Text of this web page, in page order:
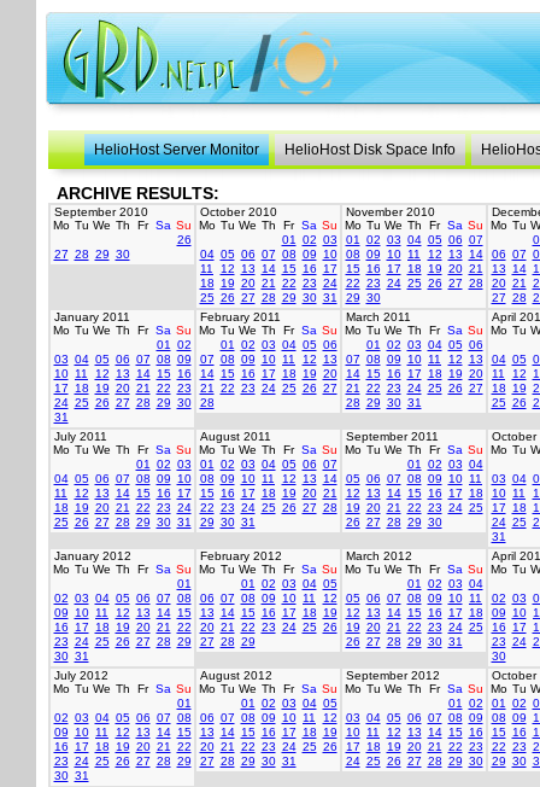
HelioHost Server Monitor HelioHost Disk Space Info
ARCHIVE RESULTS:
September 2010
Mo Tu We Th Fr Sa Su
26
27 28 29 30
October 2010
Mo Tu We Th Fr Sa Su
01
02 03
04 05 06 07 08 09
10
11
12 13 14 15 16
17
18
19 20 21 22 23 24
25 26 27 28 29 30 31
November 2010
Mo Tu We Th Fr Sa Su
01
02 03 04 05 06 07
08 09 10 11 12 13
14
15 16 17 18 19 20 21
22 23 24 25 26 27 28
29 30
Mo Tu
06 07
13
14
20 21
27 28
January 2011
Mo Tu We Th Fr Sa Su
01
02
03 04 05 06 07 08 09
10 11 12 13 14 15 16
17
18 19 20 21 22 23
24 25 26 27 28 29 30
31
February 2011
Mo Tu We Th Fr Sa Su
01
02 03 04 05 06
07 08 09 10 11 12
13
14 15 16 17 18 19 20
21
22 23 24 25 26 27
28
March 2011
Mo Tu We Th Fr Sa Su
01
02 03 04 05 06
07 08 09 10 11 12
13
14 15 16 17 18 19 20
21
22 23 24 25 26 27
28 29 30 31
April
Mo Tu
04 05
11
12
18
19
25 26
July 2011
Mo Tu We Th Fr Sa Su
01
02 03
04 05 06 07 08 09
10
11
12 13 14 15 16
17
18
19 20 21 22 23 24
25 26 27 28 29 30 31
August 2011
Mo Tu We Th Fr Sa Su
01
02 03 04 05 06 07
08 09 10 11 12 13
14
15 16 17 18 19 20 21
22 23 24 25 26 27 28
29 30 31
September 2011
Mo Tu We Th Fr Sa Su
01
02 03 04
05 06 07 08 09 10 11
12
13 14 15 16 17
18
19 20 21 22 23 24 25
26 27 28 29 30
October
Mo Tu
03 04
10 11
17
18
24 25
31
January 2012
Mo Tu We Th Fr Sa Su
01
02 03 04 05 06 07 08
09
10 11 12 13 14 15
16
17 18 19 20 21
22
23 24 25 26 27 28 29
30 31
February 2012
Mo Tu We Th Fr Sa Su
01
02 03 04 05
06 07 08 09 10 11
12
13
14 15 16 17 18
19
20 21 22 23 24 25 26
27 28 29
March 2012
Mo Tu We Th Fr Sa Su
01
02 03 04
05 06 07 08 09 10 11
12
13 14 15 16 17
18
19 20 21 22 23 24 25
26 27 28 29 30 31
April
Mo Tu
02 03
09
10
16
17
23 24
30
July 2012
Mo Tu We Th Fr Sa Su
01
02 03 04 05 06 07 08
09
10 11 12 13 14 15
16
17 18 19 20 21
22
23 24 25 26 27 28 29
30 31
August 2012
Mo Tu We Th Fr Sa Su
01
02 03 04 05
06 07 08 09 10 11
12
13
14 15 16 17 18
19
20 21 22 23 24 25 26
27 28 29 30 31
September 2012
Mo Tu We Th Fr Sa Su
01
02
03 04 05 06 07 08 09
10 11 12 13 14 15 16
17
18 19 20 21 22 23
24 25 26 27 28 29 30
October
Mo Tu
01
02
08 09
15 16
22 23
29 30